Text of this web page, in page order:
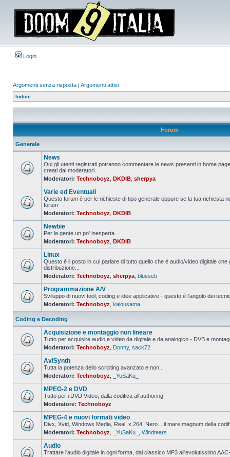
Login
Argomenti senza risposta | Argomenti attivi
Indice
Forum
Generale
Nessun
da
leggere
News
Qui gli utenti registrati potranno commentare le news presenti in home
creati dai moderatori
Moderatori: Technoboyz DKDIB sherpya
Nessun
da
leggere
Varie ed Eventuali
Questo forum è per le richieste di tipo generale oppure se la tua richiesta
forum
Moderatori: Technoboyz DKDIB
Nessun
messaggio
leggere
Newbie
Per la gente un po' inesperta...
Moderatori: Technoboyz DKDIB
Nessun
da
leggere
Linux
Questo è il posto in cui parlare di tutto quello che è audio/video digitale
distribuzione...
Moderatori: Technoboyz sherpya blueseb
Nessun
messaggio
da
leggere
Programmazione A/V
Sviluppo di nuovi tool, coding e idee applicative - questo è l'angolo dei
Moderatori: Technoboyz kaiousama
Coding e Decoding
Nessun
messaggio
da
leggere
Acquisizione e montaggio non lineare
Tutto per acquisire audio e video da digitale e da analogico - DVB e
Moderatori: Technoboyz Donny, sack72
Nessun
messaggio
da
leggere
AviSynth
Tutta la potenza dello scripting avanzato e non...
Moderatori: Technoboyz _YuSaKu_
Nessun
messaggio
da
leggere
MPEG-2 e DVD
Tutto per i DVD Video, dalla codifica all'authoring
Moderatore: Technoboyz
Nessun
messaggio
da
leggere
MPEG-4 e nuovi formati video
Divx, Xvid, Windows Media, Real, x.264, Nero... il mare magnum della
Moderatori: Technoboyz _YuSaKu_ Windtears
Audio
Trattare l'audio digitale in ogni forma, dal classico MP3 all'evolutissimo